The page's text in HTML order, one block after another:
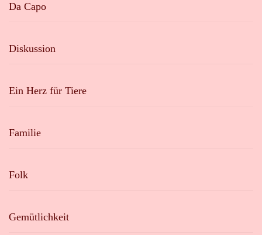
Da Capo
Diskussion
Ein Herz für Tiere
Familie
Folk
Gemütlichkeit